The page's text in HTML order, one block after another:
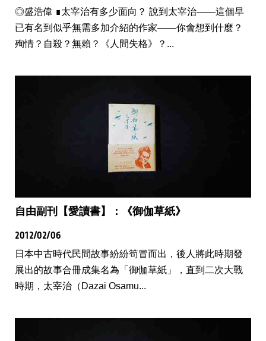
◎盛浩偉 ∎太宰治有多少面向？ 說到太宰治——這個早
已有名到似乎無需多加介紹的作家——你會想到什麼？
殉情？自殺？無賴？《人間失格》？...
自由副刊【愛讀書】：《御伽草紙》
2012/02/06
日本中古時代民間故事紛紛筍冒而出，後人將此時期發
展出的故事合冊成集名為「御伽草紙」，直到二次大戰
時期，太宰治（Dazai Osamu...